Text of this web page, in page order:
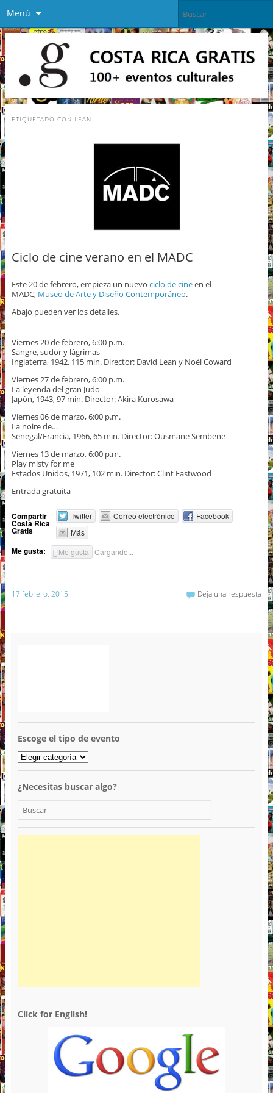
Menú
ETIQUETADO CON LEAN
Ciclo de cine verano en el MADC
Este 20 de febrero, empieza un nuevo ciclo de cineen el
MADC, Museo de Arte y Diseño Contemporáneo.
Abajo pueden ver los detalles.
Viernes 20 de febrero, 6:00 p.m.
Sangre, sudor y lágrimas
Inglaterra, 1942, 115 min. Director: David Lean y Noël Coward
Viernes 27 de febrero, 6:00 p.m.
La leyenda del gran Judo
Japón, 1943, 97 min. Director: Akira Kurosawa
Viernes 06 de marzo, 6:00 p.m.
La noire de…
Senegal/Francia, 1966, 65 min. Director: Ousmane Sembene
Viernes 13 de marzo, 6:00 p.m.
Play misty for me
Estados Unidos, 1971, 102 min. Director: Clint Eastwood
Entrada gratuita
Compartir
Costa Rica
Gratis
Twitter Correo electrónico
Facebook
Más
Me gusta: Me gusta Cargando...
17 febrero, 2015 Deja una respuesta
Escoge el tipo de evento
¿Necesitas buscar algo?
Click for English!